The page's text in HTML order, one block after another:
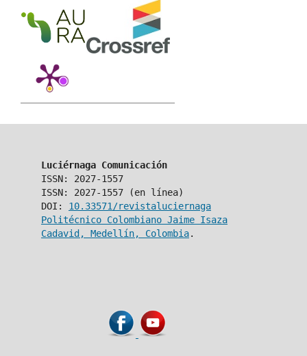
Luciérnaga Comunicación
ISSN: 2027-1557
ISSN: 2027-1557 (en línea)
DOI: 10.33571/revistaluciernaga
Politécnico Colombiano Jaime Isaza
Cadavid, Medellín, Colombia.